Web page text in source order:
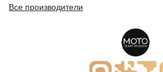
Все производители